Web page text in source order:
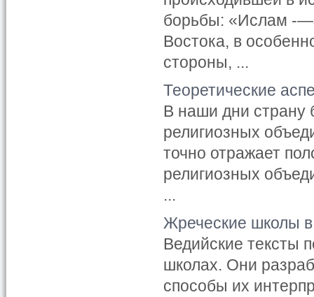
борьбы: «Ислам -
Востока, в
стороны, ...
Теоретические
В наши дни страну
религиозных
точно отражает
религиозных
...
Жреческие школы в
Ведийские тексты
школах. Они
способы их